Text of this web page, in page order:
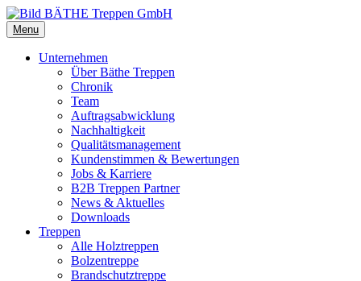
Menu
Unternehmen
Über Bäthe Treppen
Chronik
Team
Auftragsabwicklung
Nachhaltigkeit
Qualitätsmanagement
Kundenstimmen & Bewertungen
Jobs & Karriere
B2B Treppen Partner
News & Aktuelles
Downloads
Treppen
Alle Holztreppen
Bolzentreppe
Brandschutztreppe